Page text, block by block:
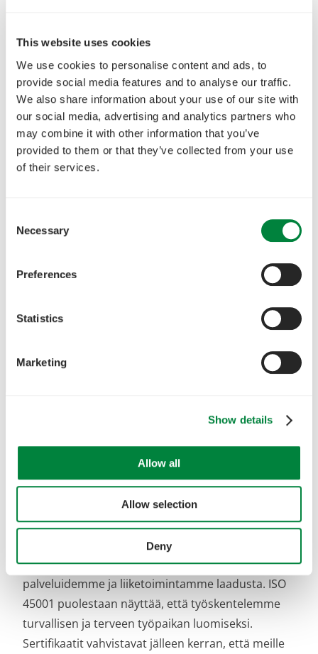
This website uses cookies
We use cookies to personalise content and ads, to
provide social media features and to analyse our traffic.
We also share information about your use of our site with
our social media, advertising and analytics partners who
may combine it with other information that you’ve
provided to them or that they’ve collected from your use
of their services.
Selection
Necessary
Preferences
Statistics
Marketing
Show details
Allow all
Allow selection
Deny
Rototecille on ensimmäisenä geoenergia-alan
yrityksenä myönnetty pohjoismaiden laajuiset
laadun, ympäristön ja työturvallisuuden kattavat
sertifioinnit. ISO 14001-sertifiointi osoittaa
sitoutumisemme ympäristönsuojeluun ja
kestävään kehitykseen, kun taas ISO 9001 on tae
palveluidemme ja liiketoimintamme laadusta. ISO
45001 puolestaan näyttää, että työskentelemme
turvallisen ja terveen työpaikan luomiseksi.
Sertifikaatit vahvistavat jälleen kerran, että meille